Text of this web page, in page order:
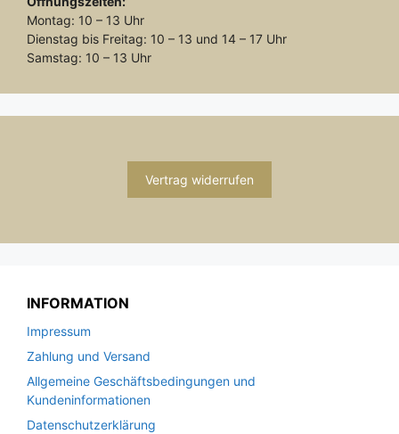
Montag: 10 – 13 Uhr
Dienstag bis Freitag: 10 – 13 und 14 – 17 Uhr
Samstag: 10 – 13 Uhr
Vertrag widerrufen
INFORMATION
Impressum
Zahlung und Versand
Allgemeine Geschäftsbedingungen und
Kundeninformationen
Datenschutzerklärung